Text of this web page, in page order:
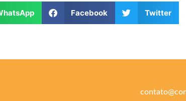
Facebook Twitter